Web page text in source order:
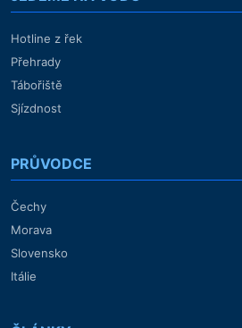
Hotline z řek
Přehrady
Tábořiště
Sjízdnost
PRŮVODCE
Čechy
Morava
Slovensko
Itálie